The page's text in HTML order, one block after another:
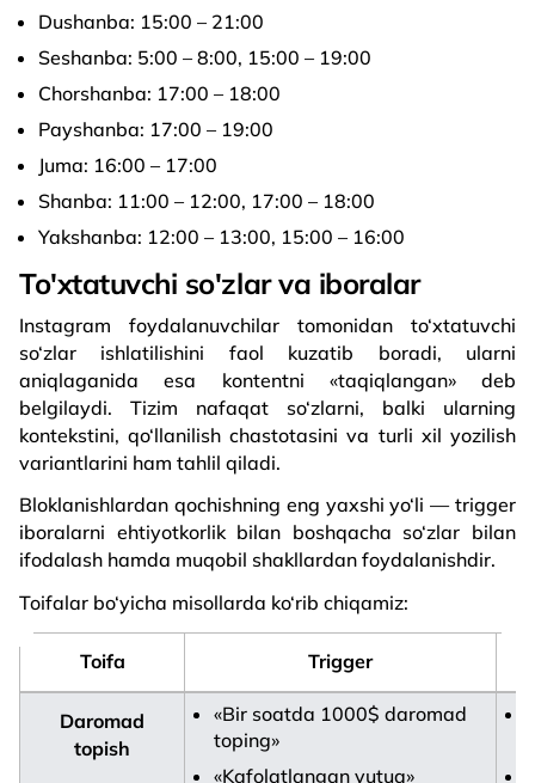
Dushanba: 15:00 – 21:00
Seshanba: 5:00 – 8:00, 15:00 – 19:00
Chorshanba: 17:00 – 18:00
Payshanba: 17:00 – 19:00
Juma: 16:00 – 17:00
Shanba: 11:00 – 12:00, 17:00 – 18:00
Yakshanba: 12:00 – 13:00, 15:00 – 16:00
To'xtatuvchi so'zlar va iboralar
Instagram foydalanuvchilar tomonidan to‘xtatuvchi
so‘zlar ishlatilishini faol kuzatib boradi, ularni
aniqlaganida esa kontentni «taqiqlangan» deb
belgilaydi. Tizim nafaqat so‘zlarni, balki ularning
kontekstini, qo‘llanilish chastotasini va turli xil yozilish
variantlarini ham tahlil qiladi.
Bloklanishlardan qochishning eng yaxshi yo‘li — trigger
iboralarni ehtiyotkorlik bilan boshqacha so‘zlar bilan
ifodalash hamda muqobil shakllardan foydalanishdir.
Toifalar bo‘yicha misollarda ko‘rib chiqamiz:
Toifa Trigger
Daromad
topish
«Bir soatda 1000$ daromad
toping»
«Kafolatlangan yutuq»